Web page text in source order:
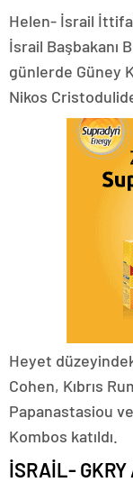
Helen- İsrail
İsrail Başbakanı
günlerde Güney
Nikos
Heyet
Cohen, Kıbrıs
Papanastasiou
Kombos katıldı.
İSRAİL- GKRY